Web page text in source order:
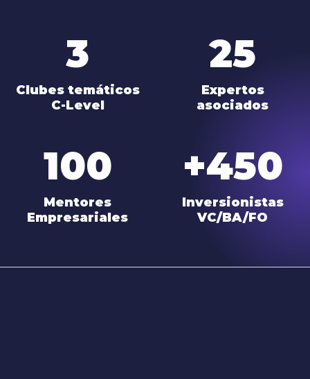
3
Clubes temáticos
C-Level
25
Expertos
asociados
100
Mentores
Empresariales
+450
Inversionistas
VC/BA/FO